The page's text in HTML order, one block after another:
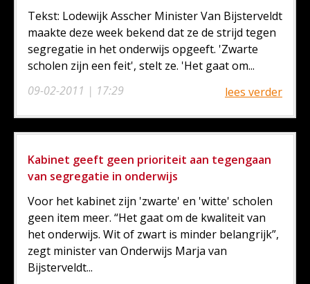
09-02-2011 | 17:29
Tekst: Lodewijk Asscher Minister Van Bijsterveldt
maakte deze week bekend dat ze de strijd tegen
segregatie in het onderwijs opgeeft. 'Zwarte
scholen zijn een feit', stelt ze. 'Het gaat om...
lees verder
Kabinet geeft geen prioriteit aan tegengaan
van segregatie in onderwijs
Voor het kabinet zijn 'zwarte' en 'witte' scholen
geen item meer. “Het gaat om de kwaliteit van
het onderwijs. Wit of zwart is minder belangrijk”,
zegt minister van Onderwijs Marja van
Bijsterveldt...